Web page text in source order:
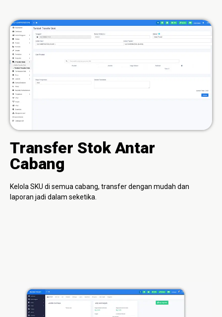
Transfer Stok Antar
Cabang
Kelola SKU di semua cabang, transfer dengan mudah dan
laporan jadi dalam seketika.